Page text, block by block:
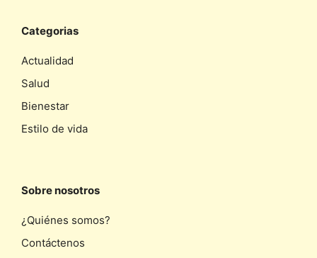
Categorias
Actualidad
Salud
Bienestar
Estilo de vida
Sobre nosotros
¿Quiénes somos?
Contáctenos